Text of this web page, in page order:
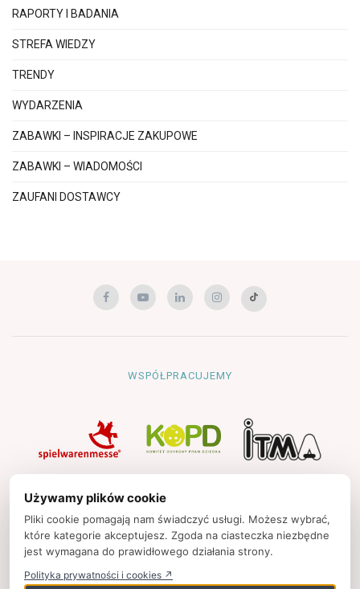
RAPORTY I BADANIA
STREFA WIEDZY
TRENDY
WYDARZENIA
ZABAWKI – INSPIRACJE ZAKUPOWE
ZABAWKI – WIADOMOŚCI
ZAUFANI DOSTAWCY
WSPÓŁPRACUJEMY
Strona główna
Polityka prywatności
Kontakt
Strony partnerskie
Używamy plików cookie
Pliki cookie pomagają nam świadczyć usługi. Możesz wybrać,
które kategorie akceptujesz. Zgoda na ciasteczka niezbędne
jest wymagana do prawidłowego działania strony.
Polityka prywatności i cookies ↗